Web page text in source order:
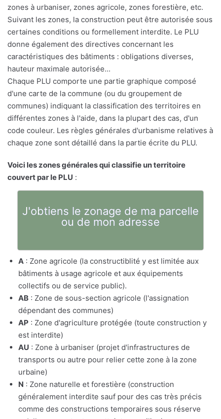
zones à urbaniser, zones agricole, zones forestière, etc.
Suivant les zones, la construction peut être autorisée sous
certaines conditions ou formellement interdite. Le PLU
donne également des directives concernant les
caractéristiques des bâtiments : obligations diverses,
hauteur maximale autorisée...
Chaque PLU comporte une partie graphique composé
d'une carte de la commune (ou du groupement de
communes) indiquant la classification des territoires en
différentes zones à l'aide, dans la plupart des cas, d'un
code couleur. Les règles générales d'urbanisme relatives à
chaque zone sont détaillé dans la partie écrite du PLU.
Voici les zones générales qui classifie un territoire
couvert par le PLU :
J'obtiens le zonage de ma parcelle
ou de mon adresse
A : Zone agricole (la constructiblité y est limitée aux
bâtiments à usage agricole et aux équipements
collectifs ou de service public).
AB : Zone de sous-section agricole (l'assignation
dépendant des communes)
AP : Zone d'agriculture protégée (toute construction y
est interdite)
AU : Zone à urbaniser (projet d'infrastructures de
transports ou autre pour relier cette zone à la zone
urbaine)
N : Zone naturelle et forestière (construction
généralement interdite sauf pour des cas très précis
comme des constructions temporaires sous réserve